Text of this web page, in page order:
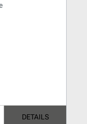
DETAILS